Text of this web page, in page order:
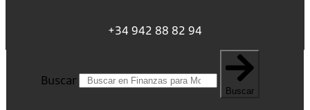
+34 942 88 82 94
Buscar
Buscar